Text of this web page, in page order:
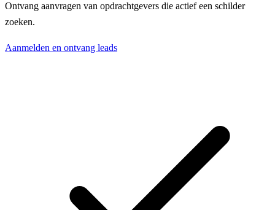
Ontvang aanvragen van opdrachtgevers die actief een schilder
zoeken.
Aanmelden en ontvang leads